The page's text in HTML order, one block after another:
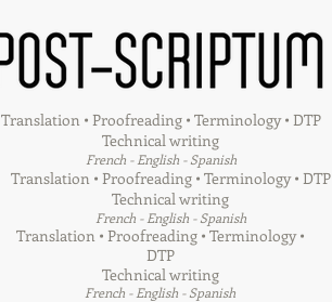
Translation • Proofreading • Terminology • DTP
Technical writing
French - English - Spanish
Translation • Proofreading • Terminology • DTP
Technical writing
French - English - Spanish
Translation • Proofreading • Terminology •
DTP
Technical writing
French - English - Spanish